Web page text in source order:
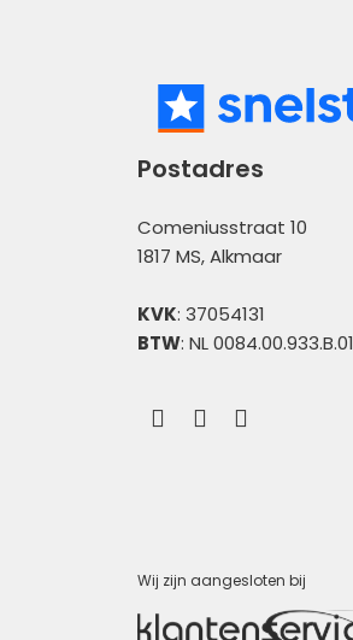
Postadres
Comeniusstraat 10
1817 MS, Alkmaar
KVK: 37054131
BTW: NL 0084.00.933.B.01
Wij zijn aangesloten bij